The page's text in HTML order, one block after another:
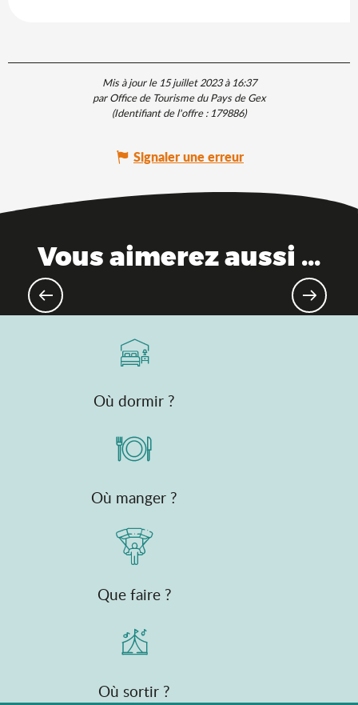
Mis à jour le 15 juillet 2023 à 16:37
par Office de Tourisme du Pays de Gex
(Identifiant de l'offre :179886)
Signaler une erreur
Vous aimerez aussi ...
Où dormir ?
Où manger ?
Que faire ?
Où sortir ?